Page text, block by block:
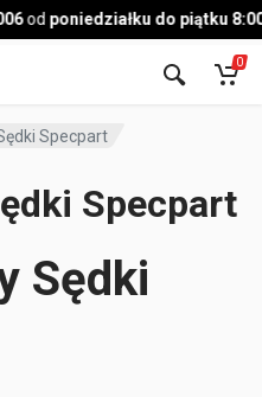
odponiedziałku do piątku
0
Specpart
Specpart
Sędki